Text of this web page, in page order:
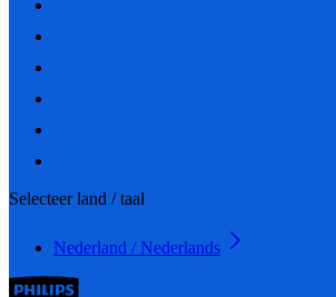
Selecteer land / taal
Nederland / Nederlands